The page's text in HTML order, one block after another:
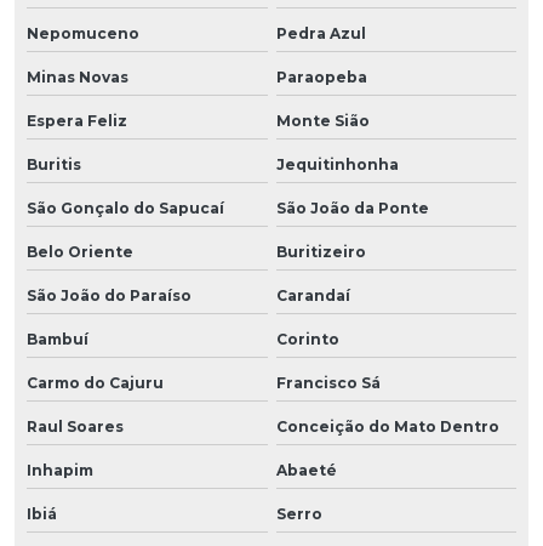
Nepomuceno Pedra Azul
Minas Novas Paraopeba
Espera Feliz Monte Sião
Buritis Jequitinhonha
São Gonçalo do Sapucaí São João da Ponte
Belo Oriente Buritizeiro
São João do Paraíso Carandaí
Bambuí Corinto
Carmo do Cajuru Francisco Sá
Raul Soares Conceição do Mato Dentro
Inhapim Abaeté
Ibiá Serro